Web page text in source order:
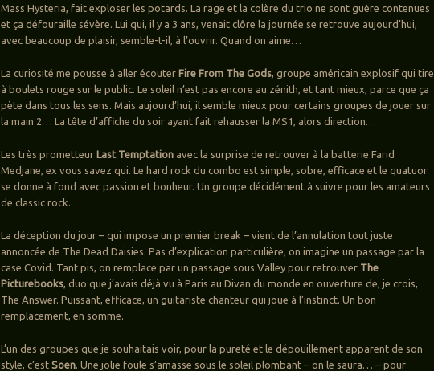
Mass Hysteria, fait exploser les potards. La rage et la colère du trio ne sont guère contenues
et ça défouraille sévère. Lui qui, il y a 3 ans, venait clôre la journée se retrouve aujourd’hui,
avec beaucoup de plaisir, semble-t-il, à l’ouvrir. Quand on aime…
La curiosité me pousse à aller écouter Fire From The Gods, groupe américain explosif qui tire
à boulets rouge sur le public. Le soleil n’est pas encore au zénith, et tant mieux, parce que ça
pète dans tous les sens. Mais aujourd’hui, il semble mieux pour certains groupes de jouer sur
la main 2… La tête d’affiche du soir ayant fait rehausser la MS1, alors direction…
Les très prometteur Last Temptation avec la surprise de retrouver à la batterie Farid
Medjane, ex vous savez qui. Le hard rock du combo est simple, sobre, efficace et le quatuor
se donne à fond avec passion et bonheur. Un groupe décidément à suivre pour les amateurs
de classic rock.
La déception du jour – qui impose un premier break – vient de l’annulation tout juste
annoncée de The Dead Daisies. Pas d’explication particulière, on imagine un passage par la
case Covid. Tant pis, on remplace par un passage sous Valley pour retrouver The
Picturebooks, duo que j’avais déjà vu à Paris au Divan du monde en ouverture de, je crois,
The Answer. Puissant, efficace, un guitariste chanteur qui joue à l’instinct. Un bon
remplacement, en somme.
L’un des groupes que je souhaitais voir, pour la pureté et le dépouillement apparent de son
style, c’estSoen. Une jolie foule s’amasse sous le soleil plombant – on le saura… – pour